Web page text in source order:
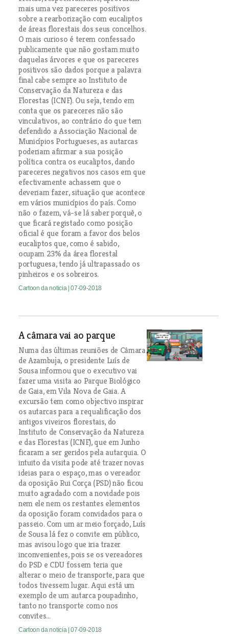
mais uma vez pareceres positivos
sobre a rearborização com eucaliptos
de áreas florestais dos seus concelhos.
O mais curioso é terem confessado
publicamente que não gostam muito
daquelas árvores e que os pareceres
positivos são dados porque a palavra
final cabe sempre ao Instituto de
Conservação da Natureza e das
Florestas (ICNF). Ou seja, tendo em
conta que os pareceres não são
vinculativos, ao contrário do que tem
defendido a Associação Nacional de
Municípios Portugueses, as autarcas
poderiam afirmar a sua posição
política contra os eucaliptos, dando
pareceres negativos nos casos em que
efectivamente achassem que o
deveriam fazer, situação que acontece
em vários municípios do país. Como
não o fazem, vá-se lá saber porquê, o
que ficará registado como posição
oficial é que foram a favor dos belos
eucaliptos que, como é sabido,
ocupam 23% da área florestal
portuguesa, tendo já ultrapassado os
pinheiros e os sobreiros.
Cartoon da noticia | 07-09-2018
A câmara vai ao parque
Numa das últimas reuniões de Câmara
de Azambuja, o presidente Luís de
Sousa informou que o executivo vai
fazer uma visita ao Parque Biológico
de Gaia, em Vila Nova de Gaia. A
excursão tem como objectivo inspirar
os autarcas para a requalificação dos
antigos viveiros florestais, do
Instituto de Conservação da Natureza
e das Florestas (ICNF), que em Junho
ficaram a ser geridos pela autarquia. O
intuito da visita pode até trazer novas
ideias para o espaço, mas o vereador
da oposição Rui Corça (PSD) não ficou
muito agradado com a novidade pois
nem ele nem os restantes elementos
da oposição foram convidados para o
passeio. Com um ar meio forçado, Luís
de Sousa lá fez o convite em público,
mas avisou logo que iria trazer
inconvenientes, pois se os vereadores
do PSD e CDU fossem teria que
alterar o meio de transporte, para que
todos tivessem lugar. Aqui está um
exemplo de um autarca poupadinho,
tanto no transporte como nos
convites...
Cartoon da noticia | 07-09-2018